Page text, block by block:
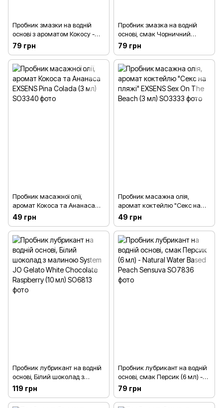
Пробник змазки на водній
основі з ароматом Кокосу -
Sensuva Natural Water-Based
Exotic Coconut (6 мл)
79 грн
Пробник змазка на водній
основі, смак Чорничний
маффін Sensuva - Natural
Water-Based Blueberry Muffin (6
мл)
79 грн
Пробник масажної олії,
аромат Кокоса та Ананаса
EXSENS Pina Colada (3 мл)
49 грн
Пробник масажна олія,
аромат коктейлю "Секс на
пляжі" EXSENS Sex On The
Beach (3 мл)
49 грн
Пробник лубрикант на водній
основі, Білий шоколад з
малиною System JO Gelato
White Chocolate Raspberry (10
мл)
119 грн
Пробник лубрикант на водній
основі, смак Персик (6 мл) -
Natural Water Based Peach
Sensuva
79 грн